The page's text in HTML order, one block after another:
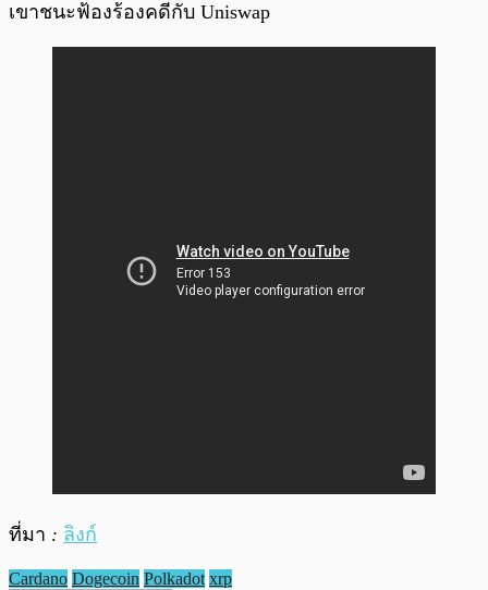
เขาชนะฟ้องร้องคดีกับ Uniswap
ที่มา : ลิงก์
Cardano Dogecoin Polkadot xrp